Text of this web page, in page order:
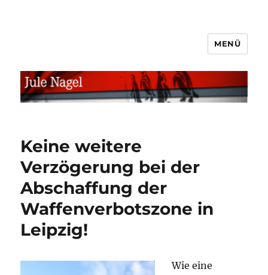
MENÜ
Keine weitere
Verzögerung bei der
Abschaffung der
Waffenverbotszone in
Leipzig!
Wie eine